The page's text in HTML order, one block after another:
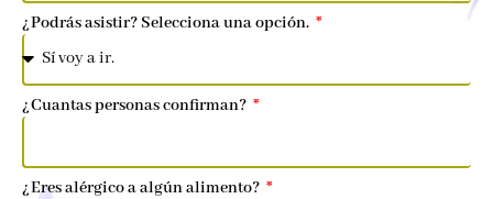
¿Podrás asistir? Selecciona una opción.
¿Cuantas personas confirman?
¿Eres alérgico a algún alimento?